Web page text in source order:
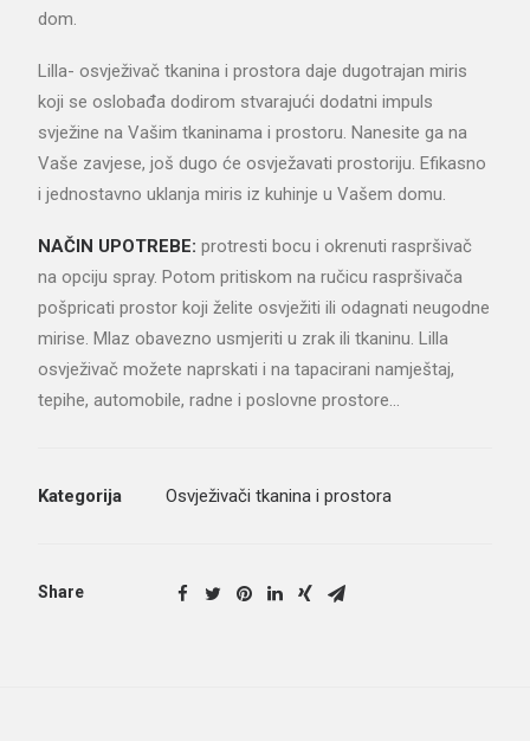
dom.
Lilla- osvježivač tkanina i prostora daje dugotrajan miris
koji se oslobađa dodirom stvarajući dodatni impuls
svježine na Vašim tkaninama i prostoru. Nanesite ga na
Vaše zavjese, još dugo će osvježavati prostoriju. Efikasno
i jednostavno uklanja miris iz kuhinje u Vašem domu.
NAČIN UPOTREBE: protresti bocu i okrenuti raspršivač
na opciju spray. Potom pritiskom na ručicu raspršivača
pošpricati prostor koji želite osvježiti ili odagnati neugodne
mirise. Mlaz obavezno usmjeriti u zrak ili tkaninu. Lilla
osvježivač možete naprskati i na tapacirani namještaj,
tepihe, automobile, radne i poslovne prostore…
Kategorija Osvježivači tkanina i prostora
Share